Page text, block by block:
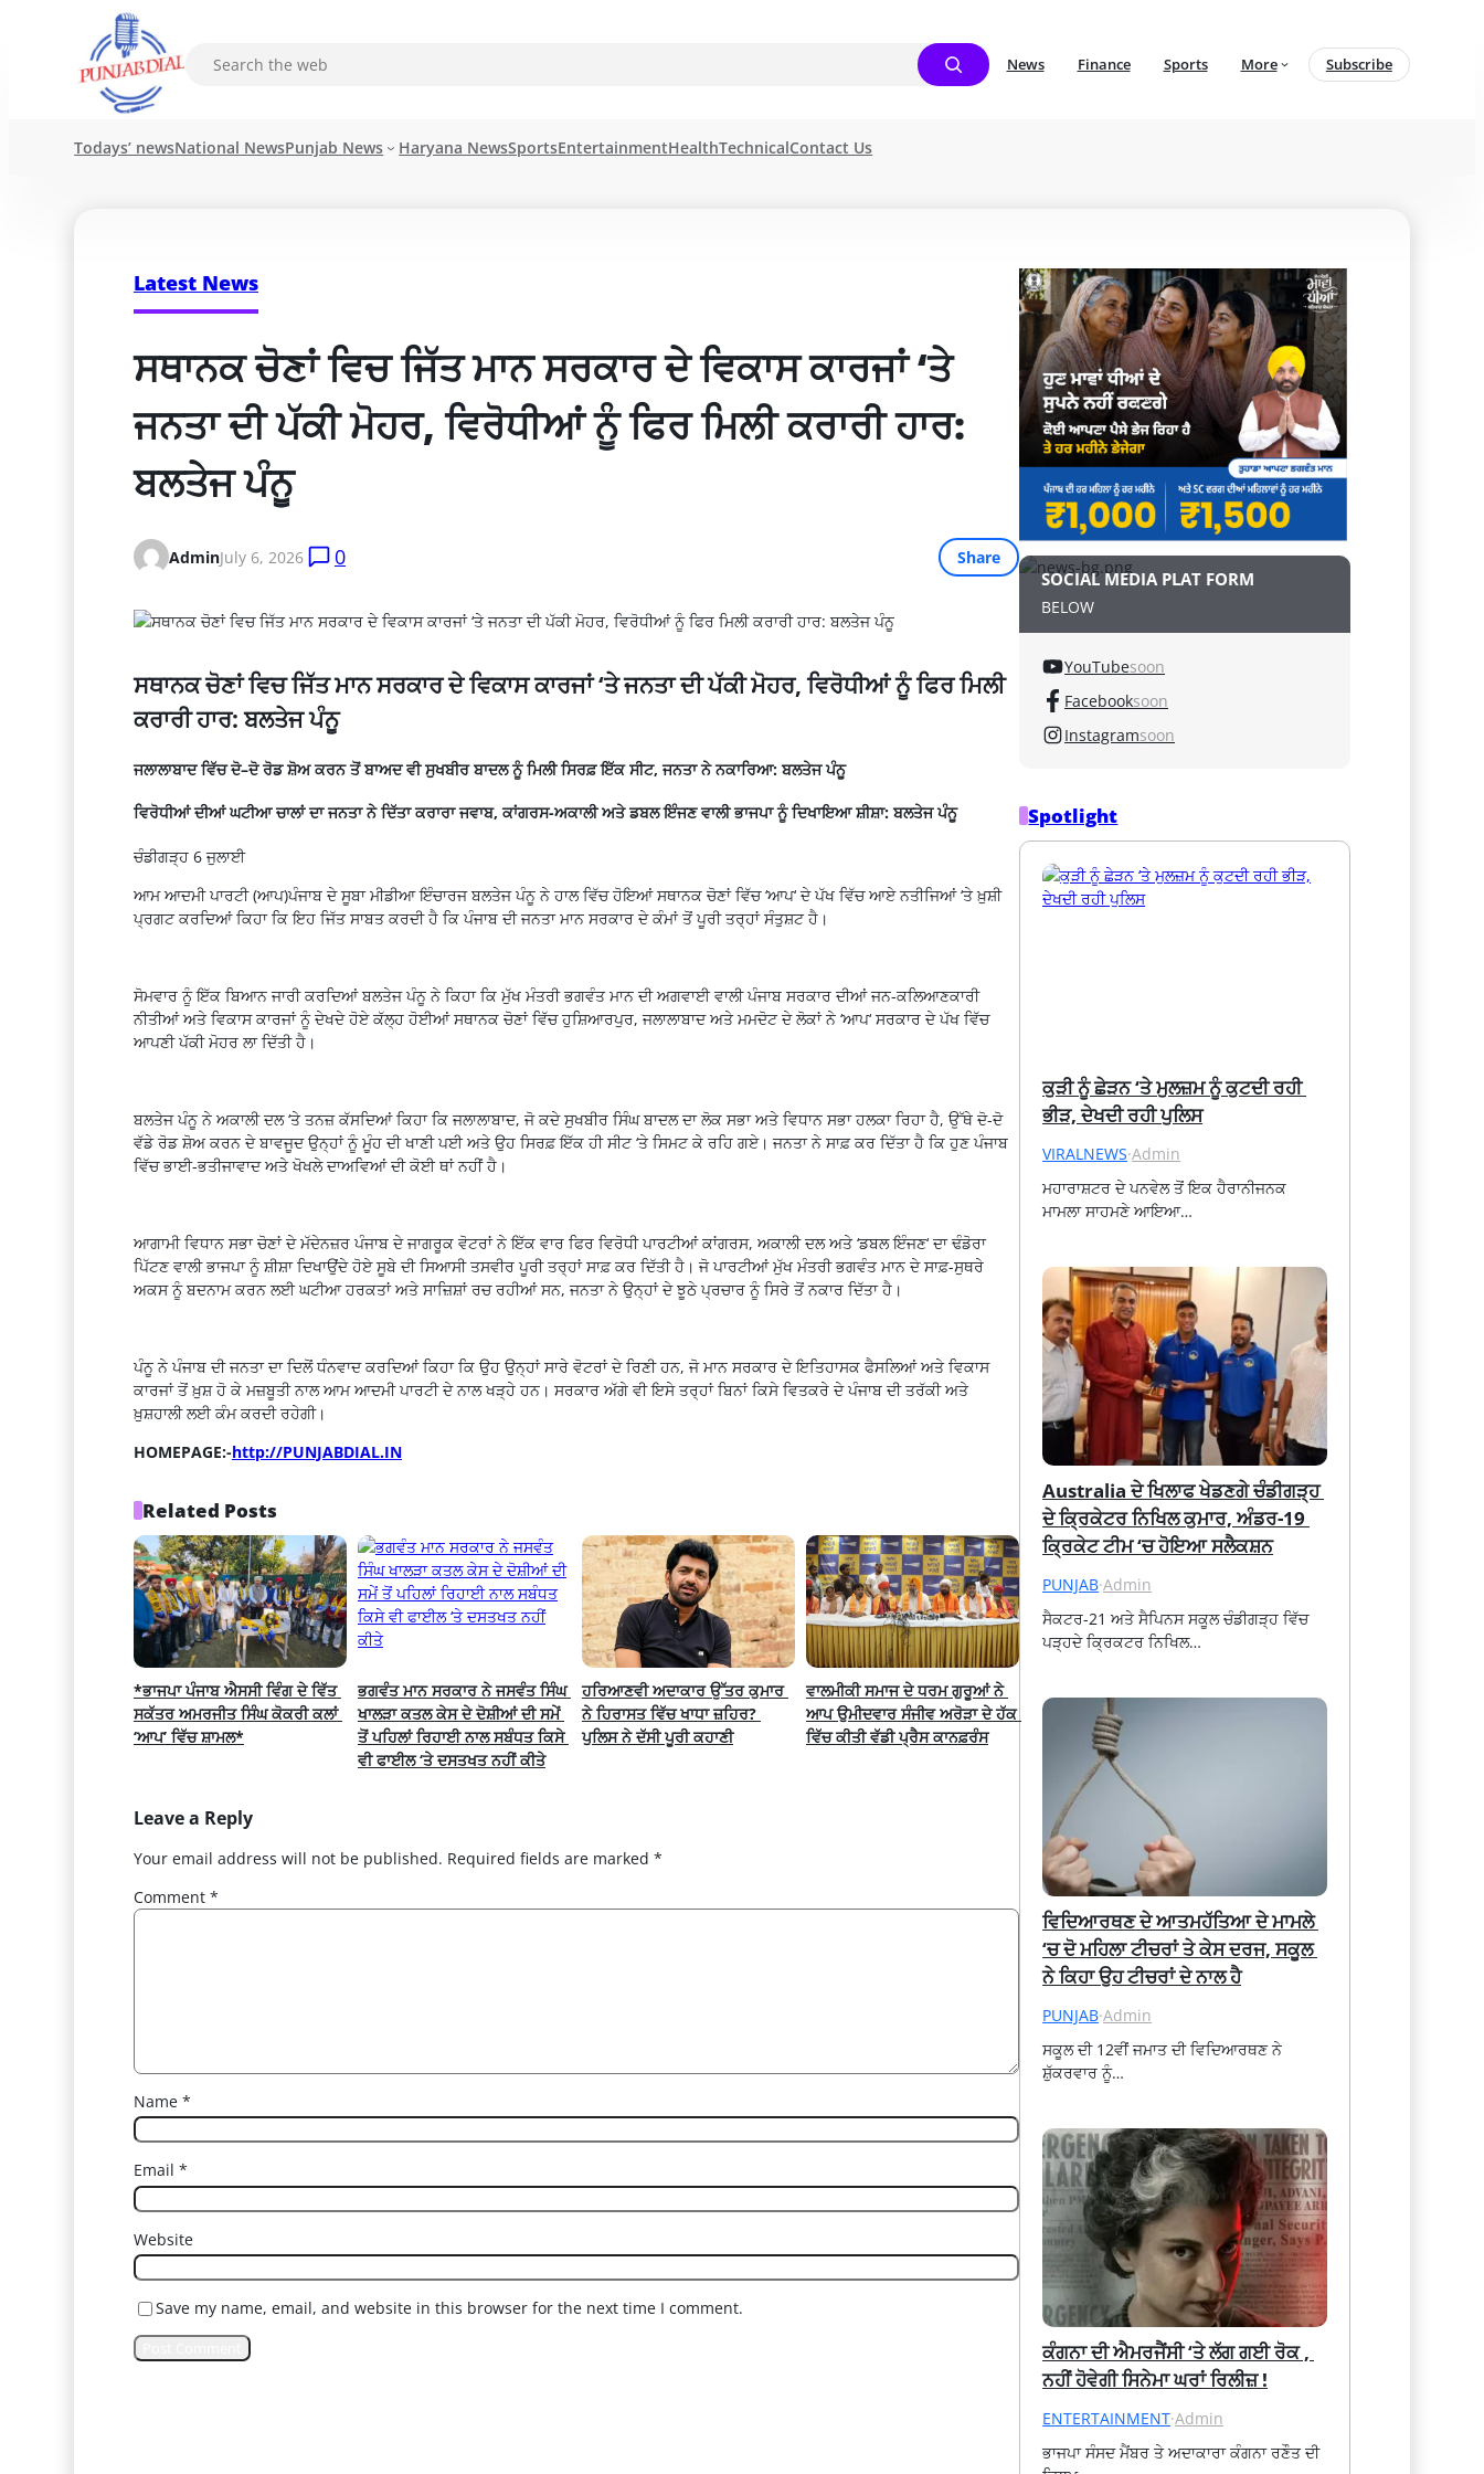
News Finance Sports More Subscribe
Todays’ newsNational NewsPunjab News Haryana NewsSportsEntertainmentHealthTechnicalContact Us
Latest News
ਸਥਾਨਕ ਚੋਣਾਂ ਵਿਚ ਜਿੱਤ ਮਾਨ ਸਰਕਾਰ ਦੇ ਵਿਕਾਸ ਕਾਰਜਾਂ ‘ਤੇ
ਜਨਤਾ ਦੀ ਪੱਕੀ ਮੋਹਰ, ਵਿਰੋਧੀਆਂ ਨੂੰ ਫਿਰ ਮਿਲੀ ਕਰਾਰੀ ਹਾਰ:
ਬਲਤੇਜ ਪੰਨੂ
AdminJuly 6, 2026 0 Share
ਸਥਾਨਕ ਚੋਣਾਂ ਵਿਚ ਜਿੱਤ ਮਾਨ ਸਰਕਾਰ ਦੇ ਵਿਕਾਸ ਕਾਰਜਾਂ‘ਤੇ ਜਨਤਾ ਦੀ ਪੱਕੀ ਮੋਹਰ,ਵਿਰੋਧੀਆਂ ਨੂੰ ਫਿਰ ਮਿਲੀ
ਕਰਾਰੀ ਹਾਰ: ਬਲਤੇਜ ਪੰਨੂ
ਜਲਾਲਾਬਾਦ ਵਿੱਚ ਦੋ–ਦੋ ਰੋਡ ਸ਼ੋਅ ਕਰਨ ਤੋਂ ਬਾਅਦ ਵੀ ਸੁਖਬੀਰ ਬਾਦਲ ਨੂੰ ਮਿਲੀ ਸਿਰਫ਼ ਇੱਕ ਸੀਟ,ਜਨਤਾ ਨੇ ਨਕਾਰਿਆ: ਬਲਤੇਜ ਪੰਨੂ
ਵਿਰੋਧੀਆਂ ਦੀਆਂ ਘਟੀਆ ਚਾਲਾਂ ਦਾ ਜਨਤਾ ਨੇ ਦਿੱਤਾ ਕਰਾਰਾ ਜਵਾਬ, ਕਾਂਗਰਸ-ਅਕਾਲੀ ਅਤੇ ਡਬਲ ਇੰਜਣ ਵਾਲੀ ਭਾਜਪਾ ਨੂੰ ਦਿਖਾਇਆ ਸ਼ੀਸ਼ਾ: ਬਲਤੇਜ ਪੰਨੂ
ਚੰਡੀਗੜ੍ਹ 6ਜੁਲਾਈ
ਆਮ ਆਦਮੀ ਪਾਰਟੀ (ਆਪ)ਪੰਜਾਬ ਦੇ ਸੂਬਾ ਮੀਡੀਆ ਇੰਚਾਰਜ ਬਲਤੇਜ ਪੰਨੂ ਨੇ ਹਾਲ ਵਿੱਚ ਹੋਇਆਂ ਸਥਾਨਕ ਚੋਣਾਂ ਵਿੱਚ‘ਆਪ‘ ਦੇ ਪੱਖ ਵਿੱਚ ਆਏ ਨਤੀਜਿਆਂ‘ਤੇ ਖ਼ੁਸ਼ੀ
ਪ੍ਰਗਟ ਕਰਦਿਆਂ ਕਿਹਾ ਕਿ ਇਹ ਜਿੱਤ ਸਾਬਤ ਕਰਦੀ ਹੈ ਕਿ ਪੰਜਾਬ ਦੀ ਜਨਤਾ ਮਾਨ ਸਰਕਾਰ ਦੇ ਕੰਮਾਂ ਤੋਂ ਪੂਰੀ ਤਰ੍ਹਾਂ ਸੰਤੁਸ਼ਟ ਹੈ।
ਸੋਮਵਾਰ ਨੂੰ ਇੱਕ ਬਿਆਨ ਜਾਰੀ ਕਰਦਿਆਂ ਬਲਤੇਜ ਪੰਨੂ ਨੇ ਕਿਹਾ ਕਿ ਮੁੱਖ ਮੰਤਰੀ ਭਗਵੰਤ ਮਾਨ ਦੀ ਅਗਵਾਈ ਵਾਲੀ ਪੰਜਾਬ ਸਰਕਾਰ ਦੀਆਂ ਜਨ-ਕਲਿਆਣਕਾਰੀ
ਨੀਤੀਆਂ ਅਤੇ ਵਿਕਾਸ ਕਾਰਜਾਂ ਨੂੰ ਦੇਖਦੇ ਹੋਏ ਕੱਲ੍ਹ ਹੋਈਆਂ ਸਥਾਨਕ ਚੋਣਾਂ ਵਿੱਚ ਹੁਸ਼ਿਆਰਪੁਰ,ਜਲਾਲਾਬਾਦ ਅਤੇ ਮਮਦੋਟ ਦੇ ਲੋਕਾਂ ਨੇ ‘ਆਪ‘ ਸਰਕਾਰ ਦੇ ਪੱਖ ਵਿੱਚ
ਆਪਣੀ ਪੱਕੀ ਮੋਹਰ ਲਾ ਦਿੱਤੀ ਹੈ।
ਬਲਤੇਜ ਪੰਨੂ ਨੇ ਅਕਾਲੀ ਦਲ‘ਤੇ ਤਨਜ਼ ਕੱਸਦਿਆਂ ਕਿਹਾ ਕਿ ਜਲਾਲਾਬਾਦ,ਜੋ ਕਦੇ ਸੁਖਬੀਰ ਸਿੰਘ ਬਾਦਲ ਦਾ ਲੋਕ ਸਭਾ ਅਤੇ ਵਿਧਾਨ ਸਭਾ ਹਲਕਾ ਰਿਹਾ ਹੈ, ਉੱਥੇ ਦੋ-ਦੋ
ਵੱਡੇ ਰੋਡ ਸ਼ੋਅ ਕਰਨ ਦੇ ਬਾਵਜੂਦ ਉਨ੍ਹਾਂ ਨੂੰ ਮੂੰਹ ਦੀ ਖਾਣੀ ਪਈ ਅਤੇ ਉਹ ਸਿਰਫ਼ ਇੱਕ ਹੀ ਸੀਟ‘ਤੇ ਸਿਮਟ ਕੇ ਰਹਿ ਗਏ। ਜਨਤਾ ਨੇ ਸਾਫ਼ ਕਰ ਦਿੱਤਾ ਹੈ ਕਿ ਹੁਣ ਪੰਜਾਬ
ਵਿੱਚ ਭਾਈ-ਭਤੀਜਾਵਾਦ ਅਤੇ ਖੋਖਲੇ ਦਾਅਵਿਆਂ ਦੀ ਕੋਈ ਥਾਂ ਨਹੀਂ ਹੈ।
ਆਗਾਮੀ ਵਿਧਾਨ ਸਭਾ ਚੋਣਾਂ ਦੇ ਮੱਦੇਨਜ਼ਰ ਪੰਜਾਬ ਦੇ ਜਾਗਰੂਕ ਵੋਟਰਾਂ ਨੇ ਇੱਕ ਵਾਰ ਫਿਰ ਵਿਰੋਧੀ ਪਾਰਟੀਆਂ ਕਾਂਗਰਸ, ਅਕਾਲੀ ਦਲ ਅਤੇ‘ਡਬਲ ਇੰਜਣ‘ ਦਾ ਢੰਡੋਰਾ
ਪਿੱਟਣ ਵਾਲੀ ਭਾਜਪਾ ਨੂੰ ਸ਼ੀਸ਼ਾ ਦਿਖਾਉਂਦੇ ਹੋਏ ਸੂਬੇ ਦੀ ਸਿਆਸੀ ਤਸਵੀਰ ਪੂਰੀ ਤਰ੍ਹਾਂ ਸਾਫ਼ ਕਰ ਦਿੱਤੀ ਹੈ। ਜੋ ਪਾਰਟੀਆਂ ਮੁੱਖ ਮੰਤਰੀ ਭਗਵੰਤ ਮਾਨ ਦੇ ਸਾਫ਼-ਸੁਥਰੇ
ਅਕਸ ਨੂੰ ਬਦਨਾਮ ਕਰਨ ਲਈ ਘਟੀਆ ਹਰਕਤਾਂ ਅਤੇ ਸਾਜ਼ਿਸ਼ਾਂ ਰਚ ਰਹੀਆਂ ਸਨ,ਜਨਤਾ ਨੇ ਉਨ੍ਹਾਂ ਦੇ ਝੂਠੇ ਪ੍ਰਚਾਰ ਨੂੰ ਸਿਰੇ ਤੋਂ ਨਕਾਰ ਦਿੱਤਾ ਹੈ।
ਪੰਨੂ ਨੇ ਪੰਜਾਬ ਦੀ ਜਨਤਾ ਦਾ ਦਿਲੋਂ ਧੰਨਵਾਦ ਕਰਦਿਆਂ ਕਿਹਾ ਕਿ ਉਹ ਉਨ੍ਹਾਂ ਸਾਰੇ ਵੋਟਰਾਂ ਦੇ ਰਿਣੀ ਹਨ,ਜੋ ਮਾਨ ਸਰਕਾਰ ਦੇ ਇਤਿਹਾਸਕ ਫੈਸਲਿਆਂ ਅਤੇ ਵਿਕਾਸ
ਕਾਰਜਾਂ ਤੋਂ ਖ਼ੁਸ਼ ਹੋ ਕੇ ਮਜ਼ਬੂਤੀ ਨਾਲ ਆਮ ਆਦਮੀ ਪਾਰਟੀ ਦੇ ਨਾਲ ਖੜ੍ਹੇ ਹਨ। ਸਰਕਾਰ ਅੱਗੇ ਵੀ ਇਸੇ ਤਰ੍ਹਾਂ ਬਿਨਾਂ ਕਿਸੇ ਵਿਤਕਰੇ ਦੇ ਪੰਜਾਬ ਦੀ ਤਰੱਕੀ ਅਤੇ
ਖ਼ੁਸ਼ਹਾਲੀ ਲਈ ਕੰਮ ਕਰਦੀ ਰਹੇਗੀ।
HOMEPAGE:-http://PUNJABDIAL.IN
Related Posts
*ਭਾਜਪਾ ਪੰਜਾਬ ਐਸਸੀ ਵਿੰਗ ਦੇ ਵਿੱਤ
ਸਕੱਤਰ ਅਮਰਜੀਤ ਸਿੰਘ ਕੋਕਰੀ ਕਲਾਂ
‘ਆਪ’ ਵਿੱਚ ਸ਼ਾਮਲ*
ਭਗਵੰਤ ਮਾਨ ਸਰਕਾਰ ਨੇ ਜਸਵੰਤ ਸਿੰਘ
ਖਾਲੜਾ ਕਤਲ ਕੇਸ ਦੇ ਦੋਸ਼ੀਆਂ ਦੀ ਸਮੇਂ
ਤੋਂ ਪਹਿਲਾਂ ਰਿਹਾਈ ਨਾਲ ਸਬੰਧਤ ਕਿਸੇ
ਵੀ ਫਾਈਲ ‘ਤੇ ਦਸਤਖਤ ਨਹੀਂ ਕੀਤੇ
ਹਰਿਆਣਵੀ ਅਦਾਕਾਰ ਉੱਤਰ ਕੁਮਾਰ
ਨੇ ਹਿਰਾਸਤ ਵਿੱਚ ਖਾਧਾ ਜ਼ਹਿਰ?
ਪੁਲਿਸ ਨੇ ਦੱਸੀ ਪੂਰੀ ਕਹਾਣੀ
ਵਾਲਮੀਕੀ ਸਮਾਜ ਦੇ ਧਰਮ ਗੁਰੂਆਂ ਨੇ
ਆਪ ਉਮੀਦਵਾਰ ਸੰਜੀਵ ਅਰੋੜਾ ਦੇ ਹੱਕ
ਵਿੱਚ ਕੀਤੀ ਵੱਡੀ ਪ੍ਰੈਸ ਕਾਨਫ਼ਰੰਸ
Leave a Reply
Your email address will not be published. Required fields are marked *
Comment *
Name *
Email *
Website
Save my name, email, and website in this browser for the next time I comment.
SOCIAL MEDIA PLAT FORM
BELOW
YouTubesoon
Facebooksoon
Instagramsoon
Spotlight
ਕੁੜੀ ਨੂੰ ਛੇੜਨ ‘ਤੇ ਮੁਲਜ਼ਮ ਨੂੰ ਕੁਟਦੀ ਰਹੀ
ਭੀੜ, ਦੇਖਦੀ ਰਹੀ ਪੁਲਿਸ
VIRALNEWS·Admin
ਮਹਾਰਾਸ਼ਟਰ ਦੇ ਪਨਵੇਲ ਤੋਂ ਇਕ ਹੈਰਾਨੀਜਨਕ
ਮਾਮਲਾ ਸਾਹਮਣੇ ਆਇਆ…
Australia ਦੇ ਖਿਲਾਫ ਖੇਡਣਗੇ ਚੰਡੀਗੜ੍ਹ
ਦੇ ਕ੍ਰਿਕੇਟਰ ਨਿਖਿਲ ਕੁਮਾਰ, ਅੰਡਰ-19
ਕ੍ਰਿਕੇਟ ਟੀਮ ‘ਚ ਹੋਇਆ ਸਲੈਕਸ਼ਨ
PUNJAB·Admin
ਸੈਕਟਰ-21 ਅਤੇ ਸੈਪਿਨਸ ਸਕੂਲ ਚੰਡੀਗੜ੍ਹ ਵਿੱਚ
ਪੜ੍ਹਦੇ ਕ੍ਰਿਕਟਰ ਨਿਖਿਲ…
ਵਿਦਿਆਰਥਣ ਦੇ ਆਤਮਹੱਤਿਆ ਦੇ ਮਾਮਲੇ
‘ਚ ਦੋ ਮਹਿਲਾ ਟੀਚਰਾਂ ਤੇ ਕੇਸ ਦਰਜ, ਸਕੂਲ
ਨੇ ਕਿਹਾ ਉਹ ਟੀਚਰਾਂ ਦੇ ਨਾਲ ਹੈ
PUNJAB·Admin
ਸਕੂਲ ਦੀ 12ਵੀਂ ਜਮਾਤ ਦੀ ਵਿਦਿਆਰਥਣ ਨੇ
ਸ਼ੁੱਕਰਵਾਰ ਨੂੰ…
ਕੰਗਨਾ ਦੀ ਐਮਰਜੈਂਸੀ ‘ਤੇ ਲੱਗ ਗਈ ਰੋਕ ,
ਨਹੀਂ ਹੋਵੇਗੀ ਸਿਨੇਮਾ ਘਰਾਂ ਰਿਲੀਜ਼ !
ENTERTAINMENT·Admin
ਭਾਜਪਾ ਸੰਸਦ ਮੈਂਬਰ ਤੇ ਅਦਾਕਾਰਾ ਕੰਗਨਾ ਰਣੌਤ ਦੀ